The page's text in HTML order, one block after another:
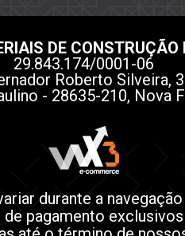
DE CONSTRUÇÃO
29.843.174/0001-06
Roberto Silveira,
- 28635-210, Nova
durante a
pagamento